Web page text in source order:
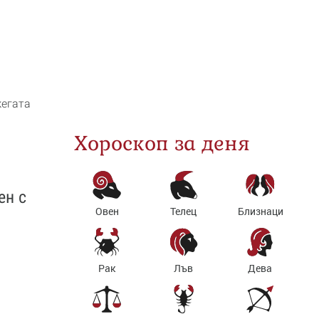
с
Хороскоп за деня
Овен Телец Близнаци
Рак Лъв Дева